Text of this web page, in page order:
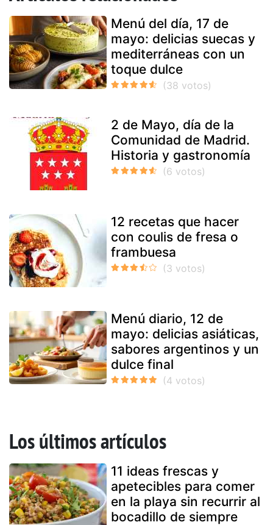
Menú del día, 17 de
mayo: delicias suecas y
mediterráneas con un
toque dulce
2 de Mayo, día de la
Comunidad de Madrid.
Historia y gastronomía
12 recetas que hacer
con coulis de fresa o
frambuesa
Menú diario, 12 de
mayo: delicias asiáticas,
sabores argentinos y un
dulce final
Los últimos artículos
11 ideas frescas y
apetecibles para comer
en la playa sin recurrir al
bocadillo de siempre